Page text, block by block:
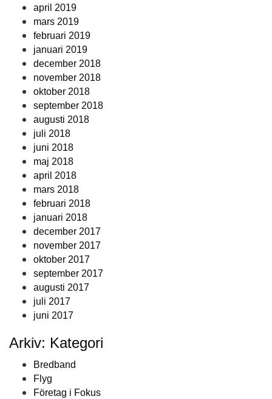
april 2019
mars 2019
februari 2019
januari 2019
december 2018
november 2018
oktober 2018
september 2018
augusti 2018
juli 2018
juni 2018
maj 2018
april 2018
mars 2018
februari 2018
januari 2018
december 2017
november 2017
oktober 2017
september 2017
augusti 2017
juli 2017
juni 2017
Arkiv: Kategori
Bredband
Flyg
Företag i Fokus